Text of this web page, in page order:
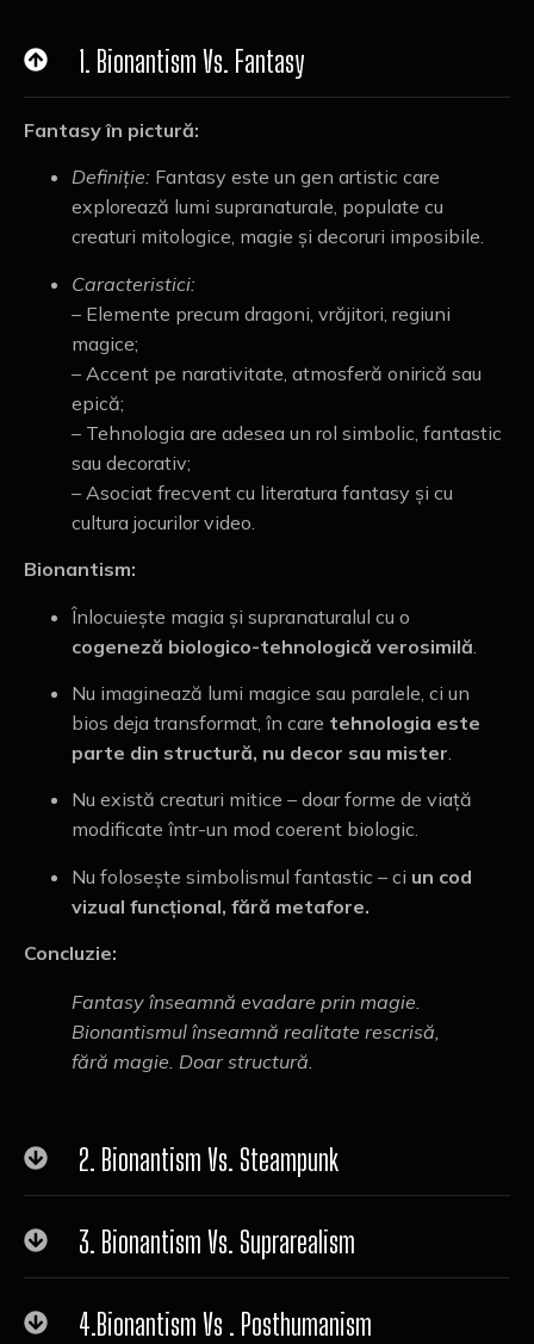
1. Bionantism Vs. Fantasy
Fantasy în pictură:
Definiție: Fantasy este un gen artistic care
explorează lumi supranaturale, populate cu
creaturi mitologice, magie și decoruri imposibile.
Caracteristici:
– Elemente precum dragoni, vrăjitori, regiuni
magice;
– Accent pe narativitate, atmosferă onirică sau
epică;
– Tehnologia are adesea un rol simbolic, fantastic
sau decorativ;
– Asociat frecvent cu literatura fantasy și cu
cultura jocurilor video.
Bionantism:
Înlocuiește magia și supranaturalul cu o
cogeneză biologico-tehnologică verosimilă
Nu imaginează lumi magice sau paralele, ci un
bios deja transformat, în care tehnologia este
parte din structură, nu decor sau mister.
Nu există creaturi mitice – doar forme de viață
modificate într-un mod coerent biologic.
Nu folosește simbolismul fantastic – ci un cod
vizual funcțional, fără metafore.
Concluzie:
Fantasy înseamnă evadare prin magie.
Bionantismul înseamnă realitate rescrisă,
fără magie. Doar structură.
2. Bionantism Vs. Steampunk
3. Bionantism Vs. Suprarealism
4.Bionantism Vs . Posthumanism